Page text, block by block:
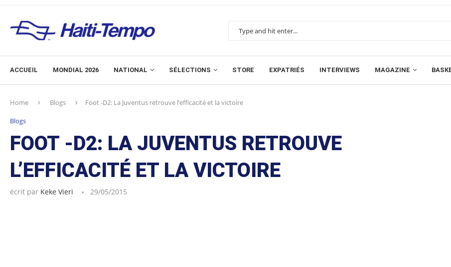
ACCUEIL MONDIAL 2026 NATIONAL SÉLECTIONS STORE EXPATRIÉS INTERVIEWS MAGAZINE
Home Blogs Foot -D2: La Juventus retrouve l’efficacité et la victoire
Blogs
FOOT -D2: LA JUVENTUS RETROUVE
L’EFFICACITÉ ET LA VICTOIRE
écrit par Keke Vieri 29/05/2015